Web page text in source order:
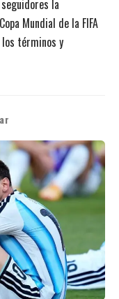
la
Mundial de la FIFA
términos y